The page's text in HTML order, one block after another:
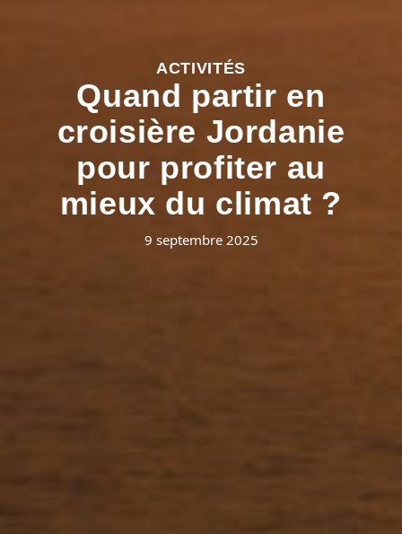
ACTIVITÉS
Quand partir en
croisière Jordanie
pour profiter au
mieux du climat ?
9 septembre 2025